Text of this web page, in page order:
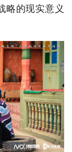
略的现实意义